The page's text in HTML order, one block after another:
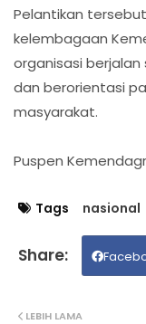
Pelantikan
kelembagaan
organisasi
dan berorientasi
masyarakat.
Puspen
Tags nasional
LEBIH LAMA